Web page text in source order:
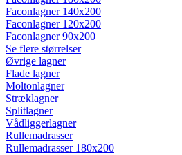
Faconlagner 140x200
Faconlagner 120x200
Faconlagner 90x200
Se flere størrelser
Øvrige lagner
Flade lagner
Moltonlagner
Stræklagner
Splitlagner
Vådliggerlagner
Rullemadrasser
Rullemadrasser 180x200